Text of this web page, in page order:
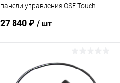
панели управления OSF Touch
27 840 ₽ / шт
В корзину